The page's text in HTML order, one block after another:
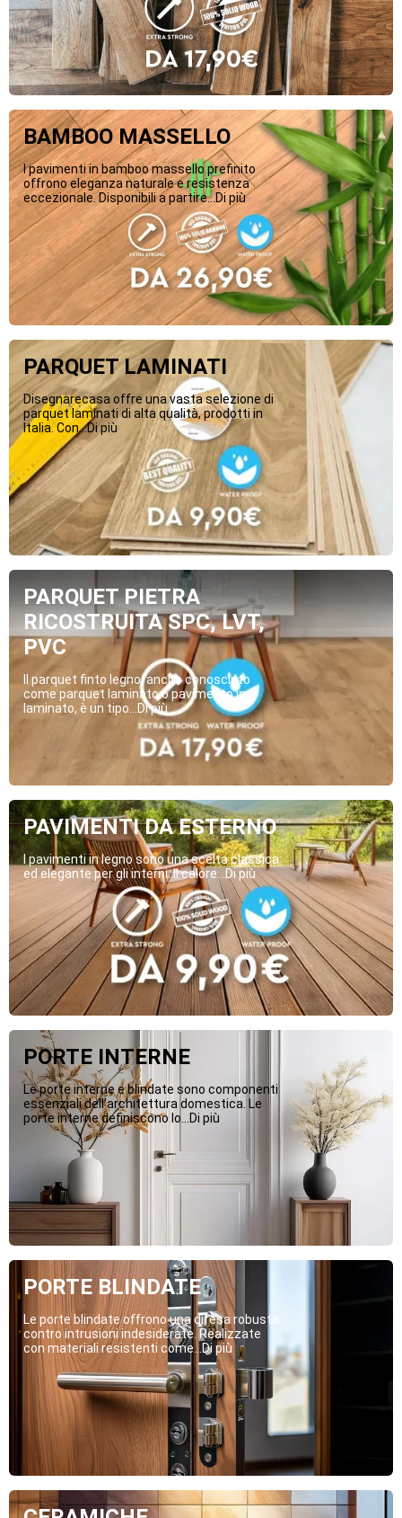
BAMBOO MASSELLO
I pavimenti in bamboo massello prefinito
offrono eleganza naturale e resistenza
eccezionale. Disponibili a partire...Di più
PARQUET LAMINATI
Disegnarecasa offre una vasta selezione di
parquet laminati di alta qualità, prodotti in
Italia. Con...Di più
PARQUET PIETRA
RICOSTRUITA SPC, LVT,
PVC
Il parquet finto legno, anche conosciuto
come parquet laminato o pavimento in
laminato, è un tipo...Di più
PAVIMENTI DA ESTERNO
I pavimenti in legno sono una scelta classica
ed elegante per gli interni. Il calore...Di più
PORTE INTERNE
Le porte interne e blindate sono componenti
essenziali dell’architettura domestica. Le
porte interne definiscono lo...Di più
PORTE BLINDATE
Le porte blindate offrono una difesa robusta
contro intrusioni indesiderate. Realizzate
con materiali resistenti come...Di più